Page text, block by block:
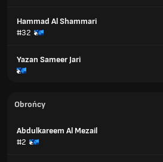
Hammad Al Shammari
#32
Yazan Sameer Jari
Obrońcy
Abdulkareem Al Mezail
#2